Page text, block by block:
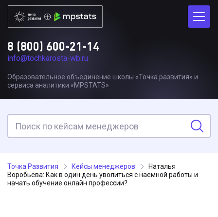
Образовательное объединение школы «Точка развития» и
сервиса аналитики «MPSTATS»
8 (800) 600-21-14
info@tochkarosta-wb.ru
Точка Развития Кейсы менеджеров
Наталья
Воробьева: Как в один день уволиться с наемной работы и
начать обучение онлайн профессии?